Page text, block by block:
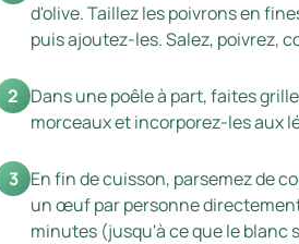
d'olive. Taillez les poivrons en
puis ajoutez-les. Salez, poivrez,
2 Dans une poêle à part, faites
morceaux et incorporez-les aux
3 En fin de cuisson, parsemez de
un œuf par personne
minutes (jusqu'à ce que le blanc